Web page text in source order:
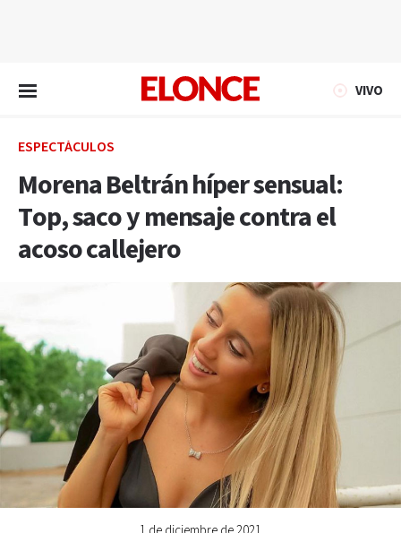
VIVO
ESPECTÁCULOS
Morena Beltrán híper sensual:
Top, saco y mensaje contra el
acoso callejero